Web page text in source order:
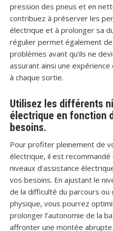
pression des pneus et en
contribuez à préserver les
électrique et à prolonger sa
régulier permet également
problèmes avant qu’ils ne
assurant ainsi une
à chaque sortie.
Utilisez les différents
électrique en fonction
besoins.
Pour profiter pleinement de
électrique, il est
niveaux d’assistance
vos besoins. En ajustant le
de la difficulté du parcours
physique, vous pourrez
prolonger l’autonomie de la
affronter une montée abrupte